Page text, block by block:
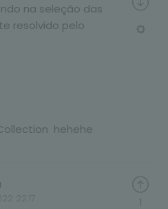
na seleção das
resolvido pelo
hehehe
22:17 1